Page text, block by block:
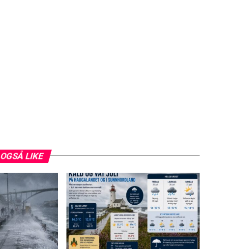
LIKE